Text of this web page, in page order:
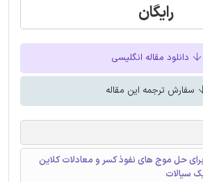
رایگان
دانلود مقاله انگلیسی
سفارش ترجمه این مقاله
حل موج های نفوذ کسر و معادلات کلاین
سیالات